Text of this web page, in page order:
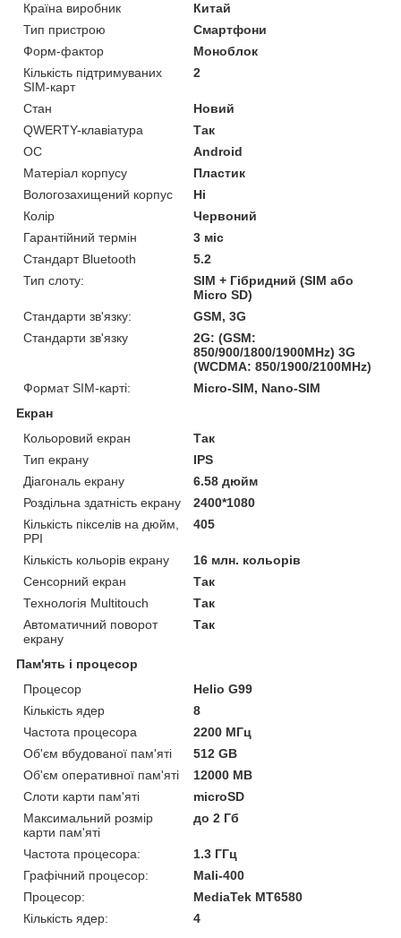
Країна виробник
Китай
Тип пристрою
Смартфони
Форм-фактор
Моноблок
Кількість підтримуваних
SIM-карт
2
Стан
Новий
QWERTY-клавіатура
Так
ОС
Android
Матеріал корпусу
Пластик
Вологозахищений корпус
Ні
Колір
Червоний
Гарантійний термін
3 міс
Стандарт Bluetooth
5.2
Тип слоту:
SIM + Гібридний (SIM або
Micro SD)
Стандарти зв'язку:
GSM, 3G
Стандарти зв'язку
2G: (GSM:
850/900/1800/1900MHz) 3G
(WCDMA: 850/1900/2100MHz)
Формат SIM-карті:
Micro-SIM, Nano-SIM
Екран
Кольоровий екран
Так
Тип екрану
IPS
Діагональ екрану
6.58 дюйм
Роздільна здатність екрану
2400*1080
Кількість пікселів на дюйм,
PPI
405
Кількість кольорів екрану
16 млн. кольорів
Сенсорний екран
Так
Технологія Multitouch
Так
Автоматичний поворот
екрану
Так
Пам'ять і процесор
Процесор
Helio G99
Кількість ядер
8
Частота процесора
2200 МГц
Об'єм вбудованої пам'яті
512 GB
Об'єм оперативної пам'яті
12000 MB
Слоти карти пам'яті
microSD
Максимальний розмір
карти пам'яті
до 2 Гб
Частота процесора:
1.3 ГГц
Графічний процесор:
Mali-400
Процесор:
MediaTek MT6580
Кількість ядер:
4